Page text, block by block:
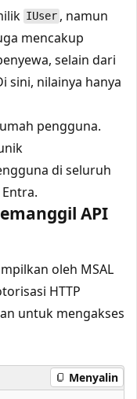
IUser , namun
mencakup
selain dari
sini, nilainya hanya
pengguna.
di seluruh
API
oleh MSAL
HTTP
untuk mengakses
Menyalin